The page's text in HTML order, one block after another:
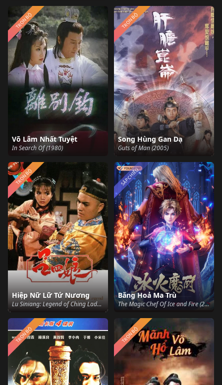
Võ Lâm Nhất Tuyệt
In Search Of (1980)
TRỌN BỘ
Song Hùng Gan Dạ
Guts of Man (2005)
TRỌN BỘ
Hiệp Nữ Lữ Tứ Nương
Lu Siniang: Legend of Ching Lady (1985)
TRỌN BỘ
Băng Hoả Ma Trù
The Magic Chef Of Ice and Fire (2021)
SẮP CHIẾU
TRỌN BỘ TRỌN BỘ